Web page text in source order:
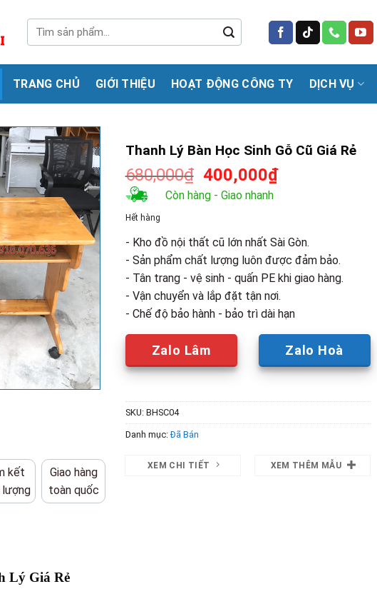
kiếm:
TRANG CHỦ GIỚI THIỆU HOẠT ĐỘNG CÔNG TY DỊCH VỤ
kết
Giao hàng
toàn quốc
Thanh Lý Bàn Học Sinh Gỗ Cũ Giá Rẻ
680,000₫ Giá
gốc
là:
400,000₫Giá
400,000₫.
Còn hàng - Giao nhanh
Hết hàng
- Kho đồ nội thất cũ lớn nhất Sài Gòn.
- Sản phẩm chất lượng luôn được đảm bảo.
- Tân trang - vệ sinh - quấn PE khi giao hàng.
- Vận chuyển và lắp đặt tận nơi.
- Chế độ bảo hành - bảo trì dài hạn
Zalo Lâm Zalo Hoà
SKU: BHSC04
Danh mục:Đã Bán
XEM CHI TIẾT XEM THÊM MẪU
Lý Giá Rẻ